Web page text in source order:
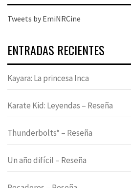
Tweets by EmiNRCine
ENTRADAS RECIENTES
Kayara: La princesa Inca
Karate Kid: Leyendas – Reseña
Thunderbolts* – Reseña
Un año difícil – Reseña